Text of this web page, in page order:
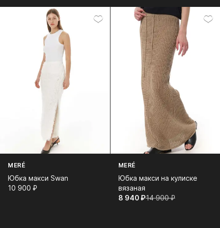
MERÉ
Юбка макси Swan
10 900⁠ ⁠₽
MERÉ
Юбка макси на кулиске
вязаная
8 940⁠ ⁠₽14 900⁠ ⁠₽